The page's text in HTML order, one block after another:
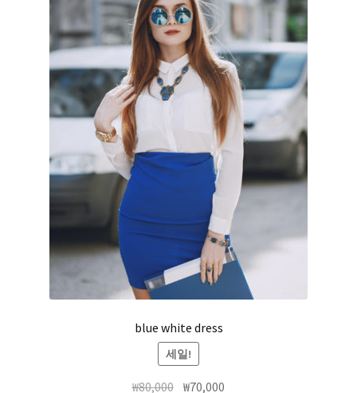
blue white dress
세일!
₩80,000 ₩70,000